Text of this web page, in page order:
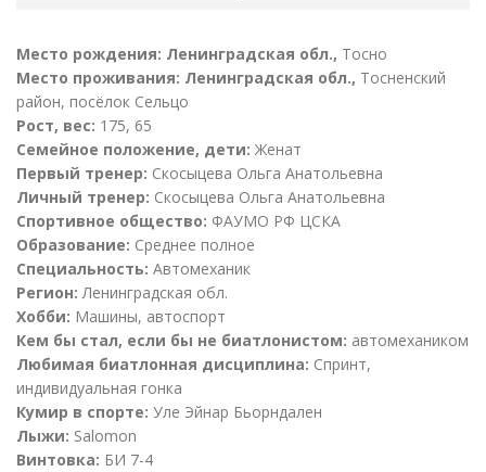
Место рождения: Ленинградская обл., Тосно
Место проживания: Ленинградская обл., Тосненский
район, посёлок Сельцо
Рост, вес: 175, 65
Семейное положение, дети: Женат
Первый тренер: Скосыцева Ольга Анатольевна
Личный тренер: Скосыцева Ольга Анатольевна
Спортивное общество: ФАУМО РФ ЦСКА
Образование: Среднее полное
Специальность: Автомеханик
Регион: Ленинградская обл.
Хобби: Машины, автоспорт
Кем бы стал, если бы не биатлонистом: автомехаником
Любимая биатлонная дисциплина: Спринт,
индивидуальная гонка
Кумир в спорте: Уле Эйнар Бьорндален
Лыжи: Salomon
Винтовка: БИ 7-4